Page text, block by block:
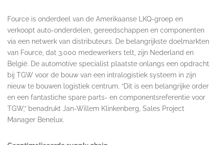
Fource is onderdeel van de Amerikaanse LKQ-groep en
verkoopt auto-onderdelen, gereedschappen en componenten
via een netwerk van distributeurs. De belangrijkste doelmarkten
van Fource, dat 3.000 medewerkers telt, zijn Nederland en
België. De automotive specialist plaatste onlangs een opdracht
bij TGW voor de bouw van een intralogistiek systeem in zijn
nieuw te bouwen logistiek centrum. “Dit is een belangrijke order
en een fantastiche spare parts- en componentsreferentie voor
TGW,” benadrukt Jan-Willem Klinkenberg, Sales Project
Manager Benelux.